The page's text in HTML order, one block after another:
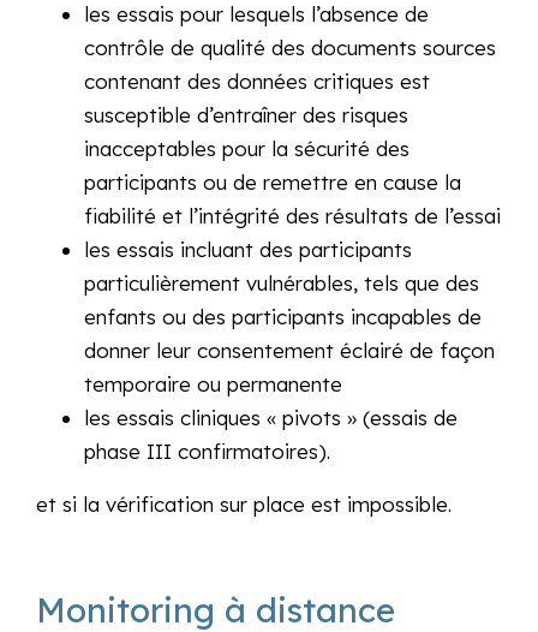
les essais pour lesquels l’absence de
contrôle de qualité des documents sources
contenant des données critiques est
susceptible d’entraîner des risques
inacceptables pour la sécurité des
participants ou de remettre en cause la
fiabilité et l’intégrité des résultats de l’essai
les essais incluant des participants
particulièrement vulnérables, tels que des
enfants ou des participants incapables de
donner leur consentement éclairé de façon
temporaire ou permanente
les essais cliniques « pivots » (essais de
phase III confirmatoires).
et si la vérification sur place est impossible.
Monitoring à distance